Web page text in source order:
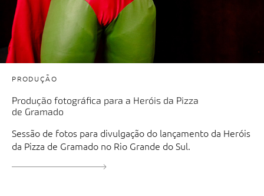
PRODUÇÃO
Produção fotográfica para a Heróis da Pizza
de Gramado
Sessão de fotos para divulgação do lançamento da Heróis
da Pizza de Gramado no Rio Grande do Sul.